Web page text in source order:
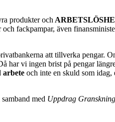
produkter och
fackpampar, även
att tillverka pengar.
har vi ingen brist på pengar
arbete och inte en skuld som
med Uppdrag